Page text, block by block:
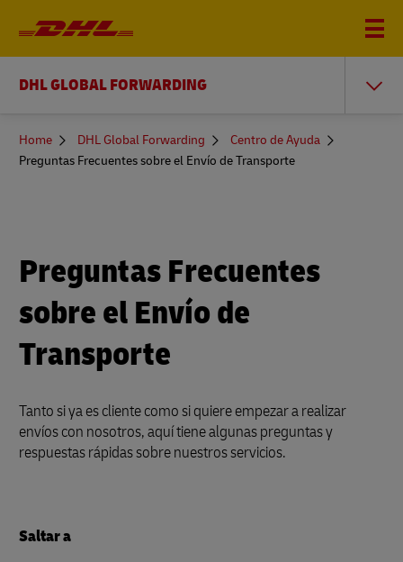
DHL GLOBAL FORWARDING
You
here
Home DHL Global Forwarding
Centro de Ayuda
Preguntas Frecuentes sobre el Envío de Transporte
Preguntas Frecuentes
sobre el Envío de
Transporte
Tanto si ya es cliente como si quiere empezar a realizar
envíos con nosotros, aquí tiene algunas preguntas y
respuestas rápidas sobre nuestros servicios.
Saltar a